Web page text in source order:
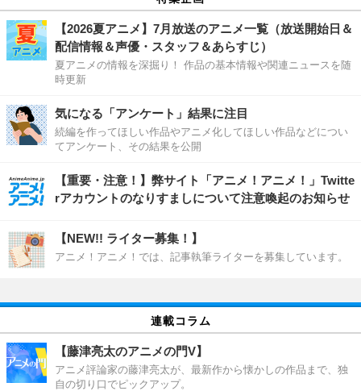
【2026夏アニメ】7月放送のアニメ一覧（放送開始日＆
配信情報＆声優・スタッフ＆あらすじ）
夏アニメの情報を深掘り！ 作品の基本情報や関連ニュースを随
時更新
気になる「アンケート」結果に注目
続編を作ってほしい作品やアニメ化してほしい作品などについ
てアンケート、その結果を公開
【重要・注意！】弊サイト「アニメ！アニメ！」Twitte
rアカウントのなりすましについて注意喚起のお知らせ
【NEW!! ライター募集！】
アニメ！アニメ！では、記事執筆ライターを募集しています。
連載コラム
【藤津亮太のアニメの門V】
アニメ評論家の藤津亮太が、最新作から懐かしの作品まで、独
自の切り口でピックアップ。